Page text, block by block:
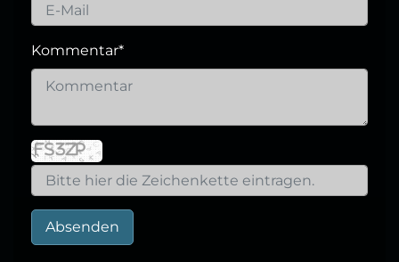
Kommentar*
Absenden